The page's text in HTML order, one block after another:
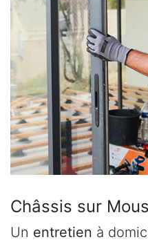
Châssis sur
Un entretien à